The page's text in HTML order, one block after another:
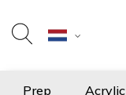
Prep Acrylic